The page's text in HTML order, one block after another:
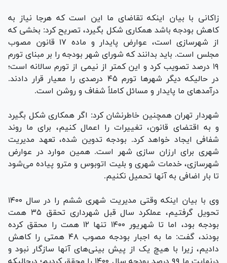
زاکانی با بیان اینکه تقاضای ما این است که هرجا نیاز به
کاهش بودجه باشد همکاری شکل بگیرد، تصریح کرد: بخشی که
از شهرسازی است، عوارض پایدار و ماده ۱۷ قانون مصوب
مجلس است. باید بدانند که شورای شهر بودجه را بر مبنای تورم
۱۹ درصد تصویب کرد و این کمتر از نیمی از تورم سالانه است؛
در حالیکه دیگر شهر‌ها تورم ۴۵ درصدی را معیار قرار دادند.
درآمد‌های ما پایدار و مسائل کاملاً شفاف و روشن است.
شهردار تهران همچنین خاطرنشان کرد: اگر همکاری شکل بگیرد
و به اقتضای قانون، تغییرات را اعمال کنیم، برای ما روند
شفافی ایجاد خواهد کرد. بودجه تدوین شده، تعهد مدیریت
شهری برای ارزان سازی شهر است. همین موارد در عوارض
شهرسازی، خدمات شهری و بلیت اتوبوس و مترو پیاده می‌شود
تا بار اضافی به آنها تحمیل نکنیم.
وی با بیان اینکه وقتی مدیریت شهری ششم را در سال ۱۴۰۰
تحویل گرفتیم، عملکرد سال قبل شهرداری تحقق ۳۵ همت
بودجه بود، اما تا شهریور ۱۴۰۰ تنها ۱۲ همت را محقق کرده
بودند، گفت: ما به اجبار بودجه مصوب ۴۸ همتی را کاهش
دادیم، زیرا با هیچ یک از پیش بینی‌های آنها سازگار نبود و